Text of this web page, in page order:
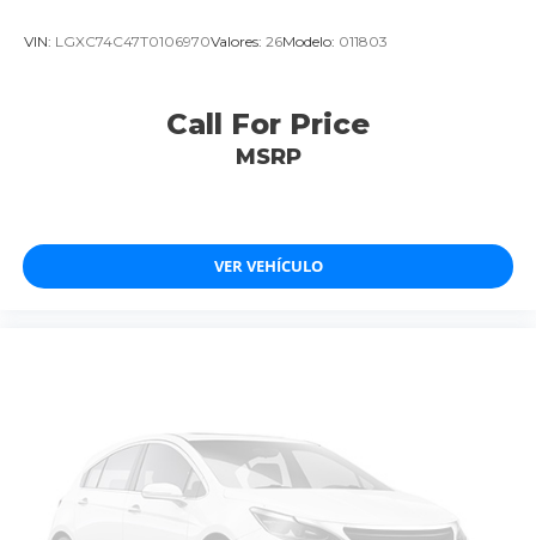
VIN: LGXC74C47T0106970Valores: 26Modelo: 011803
Call For Price
MSRP
VER VEHÍCULO